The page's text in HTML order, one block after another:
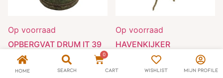
Home Search
0
Cart Wishlist Mijn Profile
Op voorraad
OPBERGVAT DRUM IT 39
56,00
Op voorraad
HAVENKIJKER